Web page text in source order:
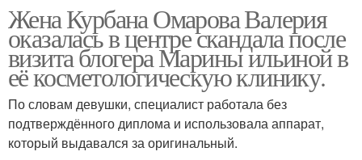
Жена Курбана Омарова Валерия
оказалась в центре скандала после
визита блогера Марины ильиной в
её косметологическую клинику.
По словам девушки, специалист работала без
подтверждённого диплома и использовала аппарат,
который выдавался за оригинальный.